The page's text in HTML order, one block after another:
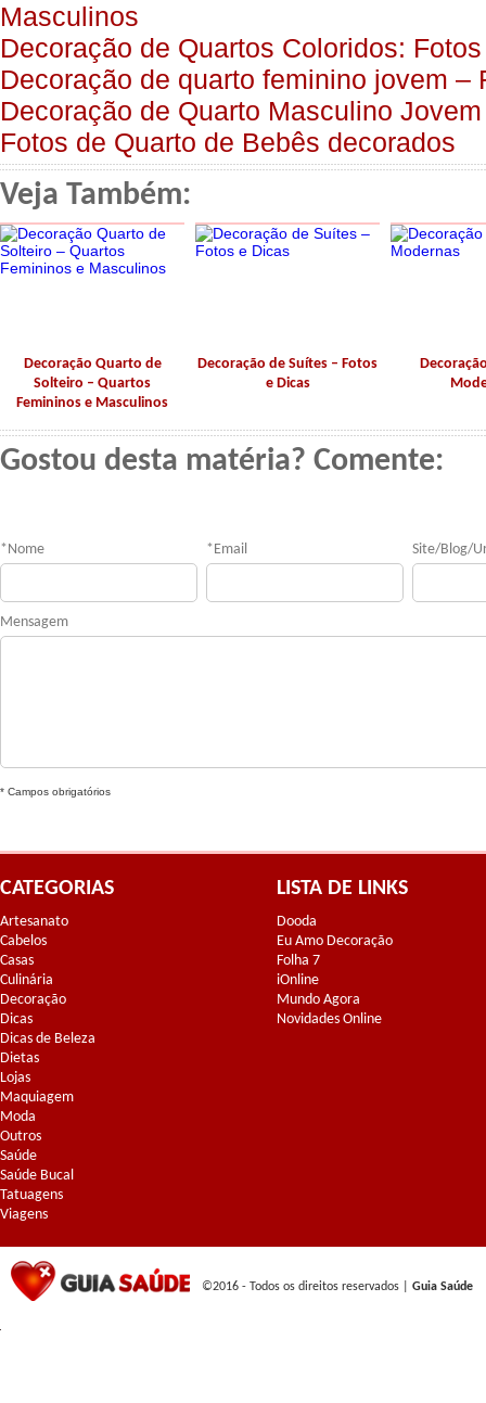
Masculinos
Decoração de Quartos Coloridos:
Decoração de quarto feminino jovem –
Decoração de Quarto Masculino
Fotos de Quarto de Bebês decorados
Veja Também:
Decoração Quarto de
Solteiro – Quartos
Femininos e Masculinos
Decoração de Suítes – Fotos
e Dicas
Gostou desta matéria? Comente:
* Nome * Email Site/Blog/
Mensagem
* Campos obrigatórios
CATEGORIAS
Artesanato
Cabelos
Casas
Culinária
Decoração
Dicas
Dicas de Beleza
Dietas
Lojas
Maquiagem
Moda
Outros
Saúde
Saúde Bucal
Tatuagens
Viagens
LISTA DE LINKS
Dooda
Eu Amo Decoração
Folha 7
iOnline
Mundo Agora
Novidades Online
©2016 - Todos os direitos reservados | Guia Saúde